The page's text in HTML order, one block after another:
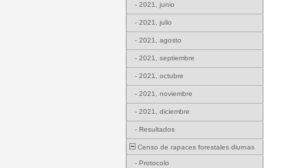
- 2021, junio
- 2021, julio
- 2021, agosto
- 2021, septiembre
- 2021, octubre
- 2021, noviembre
- 2021, diciembre
- Resultados
Censo de rapaces forestales diurnas
- Protocolo